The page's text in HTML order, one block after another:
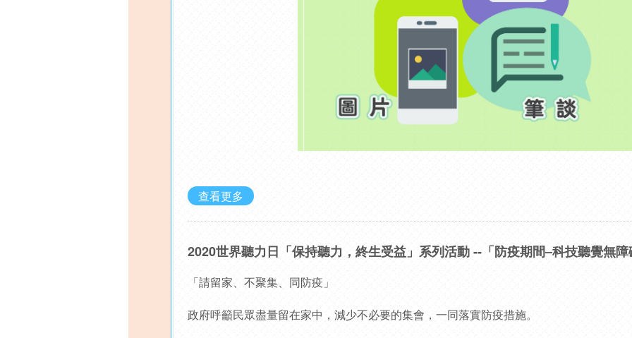
查看更多
2020世界聽力日「保持聽力，終生受益」系列活動 --「防疫期間–科技聽覺無
「請留家、不聚集、同防疫」
政府呼籲民眾盡量留在家中，減少不必要的集會，一同落實防疫措施。